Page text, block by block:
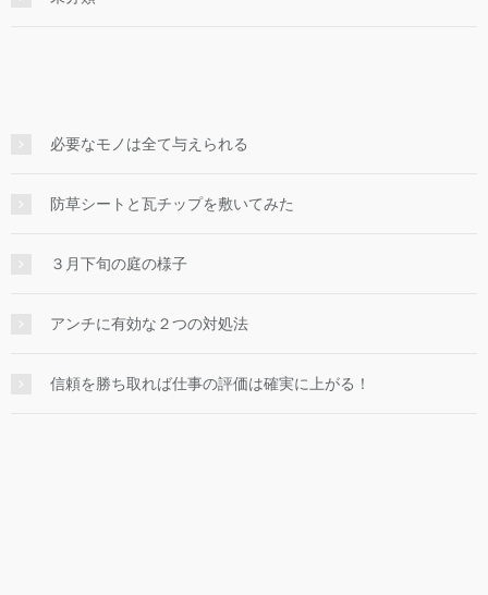
必要なモノは全て与えられる
防草シートと瓦チップを敷いてみた
３月下旬の庭の様子
アンチに有効な２つの対処法
信頼を勝ち取れば仕事の評価は確実に上がる！